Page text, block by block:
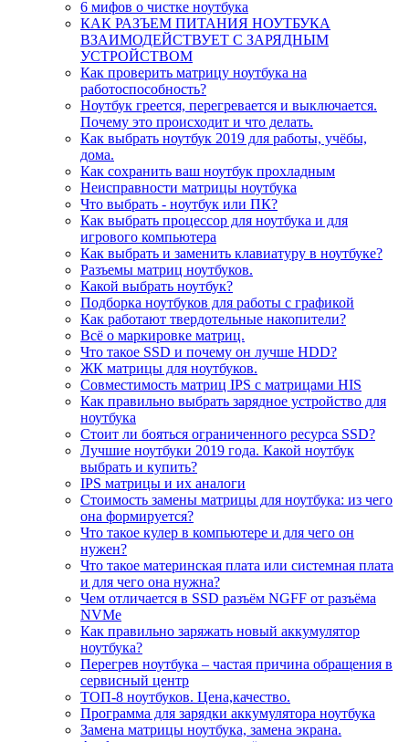
6 мифов о чистке ноутбука
КАК РАЗЪЕМ ПИТАНИЯ НОУТБУКА
ВЗАИМОДЕЙСТВУЕТ С ЗАРЯДНЫМ
УСТРОЙСТВОМ
Как проверить матрицу ноутбука на
работоспособность?
Ноутбук греется, перегревается и выключается.
Почему это происходит и что делать.
Как выбрать ноутбук 2019 для работы, учёбы,
дома.
Как сохранить ваш ноутбук прохладным
Неисправности матрицы ноутбука
Что выбрать - ноутбук или ПК?
Как выбрать процессор для ноутбука и для
игрового компьютера
Как выбрать и заменить клавиатуру в ноутбуке?
Разъемы матриц ноутбуков.
Какой выбрать ноутбук?
Подборка ноутбуков для работы с графикой
Как работают твердотельные накопители?
Всё о маркировке матриц.
Что такое SSD и почему он лучше HDD?
ЖК матрицы для ноутбуков.
Совместимость матриц IPS с матрицами HIS
Как правильно выбрать зарядное устройство для
ноутбука
Стоит ли бояться ограниченного ресурса SSD?
Лучшие ноутбуки 2019 года. Какой ноутбук
выбрать и купить?
IPS матрицы и их аналоги
Стоимость замены матрицы для ноутбука: из чего
она формируется?
Что такое кулер в компьютере и для чего он
нужен?
Что такое материнская плата или системная плата
и для чего она нужна?
Чем отличается в SSD разъём NGFF от разъёма
NVMe
Как правильно заряжать новый аккумулятор
ноутбука?
Перегрев ноутбука – частая причина обращения в
сервисный центр
ТОП-8 ноутбуков. Цена,качество.
Программа для зарядки аккумулятора ноутбука
Замена матрицы ноутбука, замена экрана.